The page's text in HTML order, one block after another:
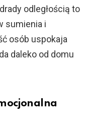
odległością to
sumienia i
osób uspokaja
daleko od domu